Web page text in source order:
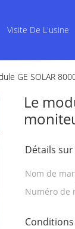
Visite De L'usine
GE SOLAR
Le
Détails
Nom de
Numéro de